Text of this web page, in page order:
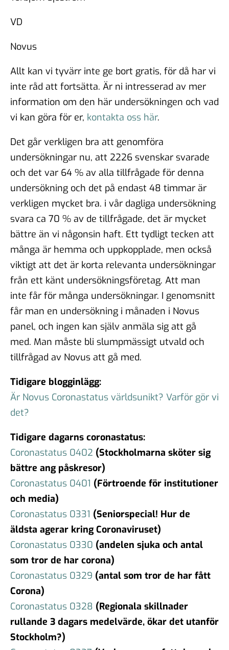
VD
Novus
Allt kan vi tyvärr inte ge bort gratis, för då har vi
inte råd att fortsätta. Är ni intresserad av mer
information om den här undersökningen och vad
vi kan göra för er, kontakta oss här.
Det går verkligen bra att genomföra
undersökningar nu, att 2226 svenskar svarade
och det var 64 % av alla tillfrågade för denna
undersökning och det på endast 48 timmar är
verkligen mycket bra. i vår dagliga undersökning
svara ca 70 % av de tillfrågade, det är mycket
bättre än vi någonsin haft. Ett tydligt tecken att
många är hemma och uppkopplade, men också
viktigt att det är korta relevanta undersökningar
från ett känt undersökningsföretag. Att man
inte får för många undersökningar. I genomsnitt
får man en undersökning i månaden i Novus
panel, och ingen kan själv anmäla sig att gå
med. Man måste bli slumpmässigt utvald och
tillfrågad av Novus att gå med.
Tidigare blogginlägg:
Är Novus Coronastatus världsunikt? Varför gör vi
det?
Tidigare dagarns coronastatus:
Coronastatus 0402 (Stockholmarna sköter sig
bättre ang påskresor)
Coronastatus 0401 (Förtroende för institutioner
och media)
Coronastatus 0331 (Seniorspecial! Hur de
äldsta agerar kring Coronaviruset)
Coronastatus 0330 (andelen sjuka och antal
som tror de har corona)
Coronastatus 0329 (antal som tror de har fått
Corona)
Coronastatus 0328 (Regionala skillnader
rullande 3 dagars medelvärde, ökar det utanför
Stockholm?)